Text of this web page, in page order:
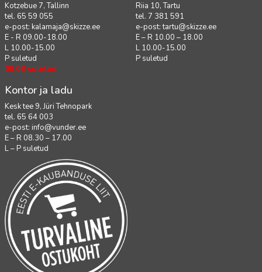
Kotzebue 7, Tallinn
tel. 65 59 055
e-post: kalamaja@skizze.ee
E - R 09.00-18.00
L 10.00-15.00
P suletud
08.08 suletud
Riia 10, Tartu
tel. 7 381 591
e-post:tartu@skizze.ee
E – R 10.00 – 18.00
L 10.00-15.00
P suletud
Kontor ja ladu
Kesk tee 9, Jüri Tehnopark
tel. 65 64 003
e-post: info@vunder.ee
E – R 08.30 – 17.00
L – P suletud